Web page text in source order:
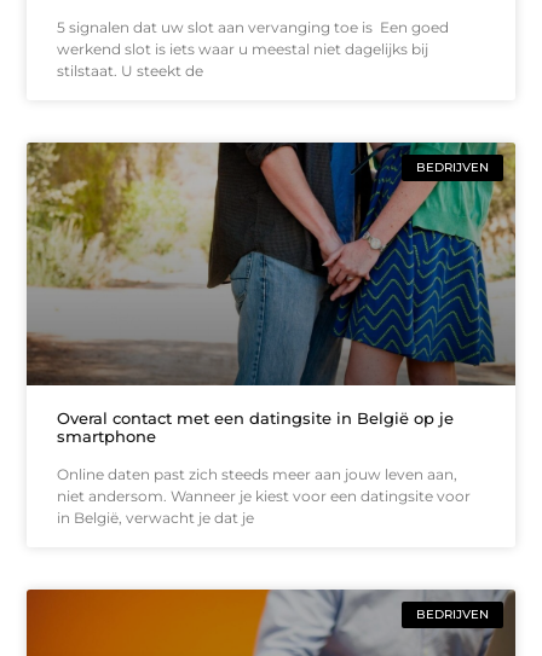
5 signalen dat uw slot aan vervanging toe is Een goed
werkend slot is iets waar u meestal niet dagelijks bij
stilstaat. U steekt de
BEDRIJVEN
Overal contact met een datingsite in België op je
smartphone
Online daten past zich steeds meer aan jouw leven aan,
niet andersom. Wanneer je kiest voor een datingsite voor
in België, verwacht je dat je
BEDRIJVEN